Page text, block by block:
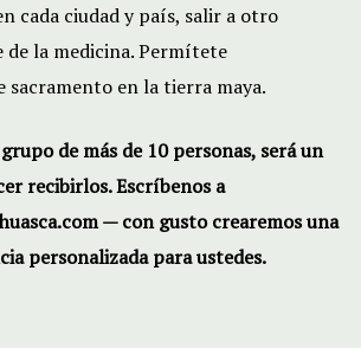
cada ciudad y país, salir a otro
de la medicina. Permítete
sacramento en la tierra maya.
de más de 10 personas, será un
recibirlos. Escríbenos a
— con gusto crearemos una
personalizada para ustedes.